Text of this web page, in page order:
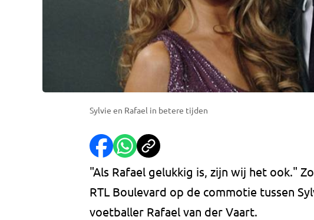
Sylvie en Rafael in betere tijden
"Als Rafael gelukkig is, zijn wij het ook."
RTL Boulevard op de commotie tussen
voetballer Rafael van der Vaart.